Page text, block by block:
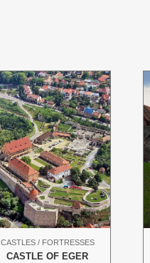
CASTLES / FORTRESSES
CASTLE OF EGER